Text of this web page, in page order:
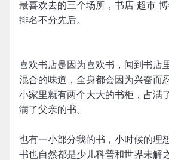
最喜欢去的三个场所，书店 超市
排名不分先后。
喜欢书店是因为喜欢书，闻到书店
混合的味道，全身都会因为兴奋而
小家里就有两个大大的书柜，占满
满了父亲的书。
也有一小部分我的书，小时候的理
书也自然都是少儿科普和世界未解